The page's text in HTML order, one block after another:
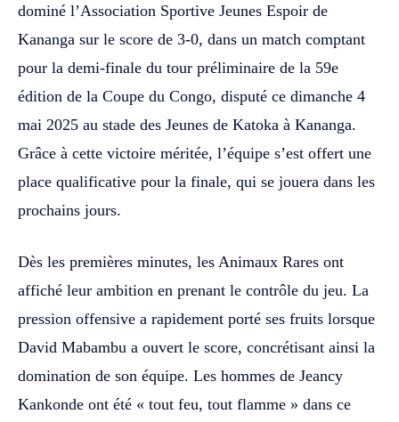
dominé l’Association Sportive Jeunes Espoir de
Kananga sur le score de 3-0, dans un match comptant
pour la demi-finale du tour préliminaire de la 59e
édition de la Coupe du Congo, disputé ce dimanche 4
mai 2025 au stade des Jeunes de Katoka à Kananga.
Grâce à cette victoire méritée, l’équipe s’est offert une
place qualificative pour la finale, qui se jouera dans les
prochains jours.
Dès les premières minutes, les Animaux Rares ont
affiché leur ambition en prenant le contrôle du jeu. La
pression offensive a rapidement porté ses fruits lorsque
David Mabambu a ouvert le score, concrétisant ainsi la
domination de son équipe. Les hommes de Jeancy
Kankonde ont été « tout feu, tout flamme » dans ce